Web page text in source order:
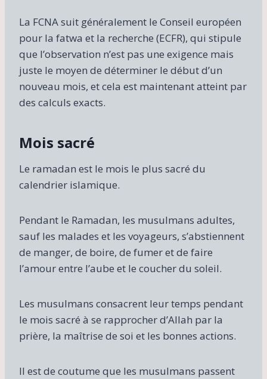
La FCNA suit généralement le Conseil européen
pour la fatwa et la recherche (ECFR), qui stipule
que l’observation n’est pas une exigence mais
juste le moyen de déterminer le début d’un
nouveau mois, et cela est maintenant atteint par
des calculs exacts.
Mois sacré
Le ramadan est le mois le plus sacré du
calendrier islamique.
Pendant le Ramadan, les musulmans adultes,
sauf les malades et les voyageurs, s’abstiennent
de manger, de boire, de fumer et de faire
l’amour entre l’aube et le coucher du soleil.
Les musulmans consacrent leur temps pendant
le mois sacré à se rapprocher d’Allah par la
prière, la maîtrise de soi et les bonnes actions.
Il est de coutume que les musulmans passent